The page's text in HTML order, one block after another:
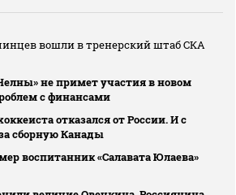
вошли в тренерский штаб СКА
не примет участия в новом
с финансами
отказался от России. И с
сборную Канады
воспитанник «Салавата Юлаева»